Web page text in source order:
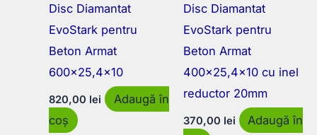
Disc Diamantat
EvoStark pentru
Beton Armat
600×25,4×10
820,00 lei
Adaugă în
coș
Disc Diamantat
EvoStark pentru
Beton Armat
400×25,4×10 cu inel
reductor 20mm
370,00 lei
Adaugă în